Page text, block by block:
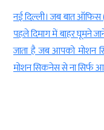
से छुट्टी की हो तो सबसे
यह उत्साह उस वक्त कम हो
का डर सताता है।
होती हैं, […]